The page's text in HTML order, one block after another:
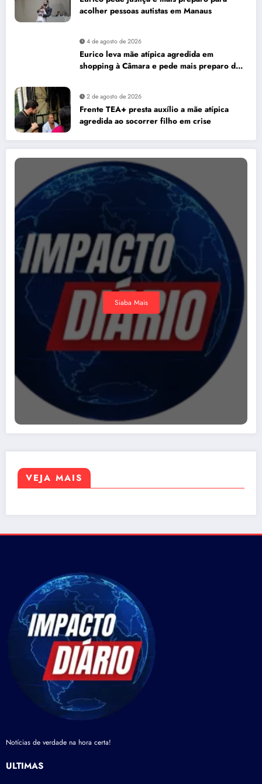
acolher pessoas autistas em Manaus
4 de agosto de 2026
Eurico leva mãe atípica agredida em
shopping à Câmara e pede mais preparo dos
2 de agosto de 2026
Frente TEA+ presta auxílio a mãe atípica
agredida ao socorrer filho em crise
Siaba Mais
VEJA MAIS
Notícias de verdade na hora certa!
ÚLTIMAS